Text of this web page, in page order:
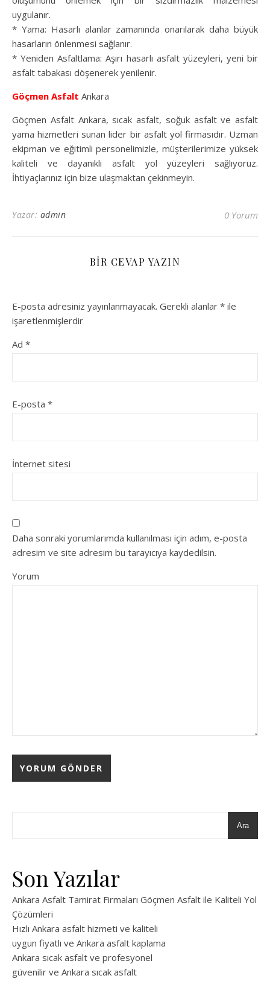
uygulanır.
* Yama: Hasarlı alanlar zamanında onarılarak daha büyük
hasarların önlenmesi sağlanır.
* Yeniden Asfaltlama: Aşırı hasarlı asfalt yüzeyleri, yeni bir
asfalt tabakası döşenerek yenilenir.
Göçmen Asfalt Ankara
Göçmen Asfalt Ankara, sıcak asfalt, soğuk asfalt ve asfalt
yama hizmetleri sunan lider bir asfalt yol firmasıdır. Uzman
ekipman ve eğitimli personelimizle, müşterilerimize yüksek
kaliteli ve dayanıklı asfalt yol yüzeyleri sağlıyoruz.
İhtiyaçlarınız için bize ulaşmaktan çekinmeyin.
Yazar: admin 0 Yorum
BIR CEVAP YAZIN
E-posta adresiniz yayınlanmayacak. Gerekli alanlar * ile
işaretlenmişlerdir
Ad *
E-posta *
İnternet sitesi
Daha sonraki yorumlarımda kullanılması için adım, e-posta
adresim ve site adresim bu tarayıcıya kaydedilsin.
Yorum
Ara
Son Yazılar
Ankara Asfalt Tamirat Firmaları Göçmen Asfalt ile Kaliteli Yol
Çözümleri
Hızlı Ankara asfalt hizmeti ve kaliteli
uygun fiyatlı ve Ankara asfalt kaplama
Ankara sıcak asfalt ve profesyonel
güvenilir ve Ankara sıcak asfalt